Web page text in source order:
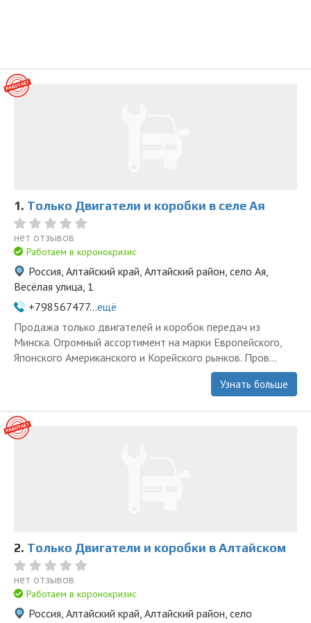
1. Только Двигатели и коробки в селе Ая
нет отзывов
Работаем в коронокризис
Россия, Алтайский край, Алтайский район, село Ая,
Весёлая улица, 1
+798567477...ещё
Продажа только двигателей и коробок передач из
Минска. Огромный ассортимент на марки Европейского,
Японского Американского и Корейского рынков. Пров...
Узнать больше
2. Только Двигатели и коробки в Алтайском
нет отзывов
Работаем в коронокризис
Россия, Алтайский край, Алтайский район, село